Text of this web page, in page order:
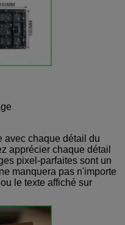
avec chaque détail du
apprécier chaque détail
pixel-parfaites sont un
manquera pas n'importe
le texte affiché sur